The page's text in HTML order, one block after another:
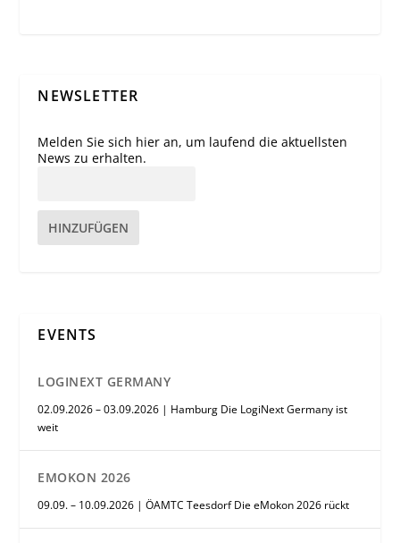
NEWSLETTER
Melden Sie sich hier an, um laufend die aktuellsten
News zu erhalten.
HINZUFÜGEN
EVENTS
LOGINEXT GERMANY
02.09.2026 – 03.09.2026 | Hamburg Die LogiNext Germany ist
weit
EMOKON 2026
09.09. – 10.09.2026 | ÖAMTC Teesdorf Die eMokon 2026 rückt